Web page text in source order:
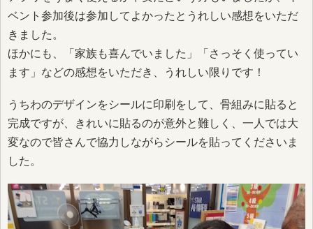
ベント参加後は参加してよかったとうれしい感想をいただ
きました。
ほかにも、「家族も喜んでいました」「さっそく使ってい
ます」などの感想をいただき、うれしい限りです！
うちわのデザインをシールに印刷をして、骨組みに貼ると
完成ですが、きれいに貼るのが意外と難しく、一人では大
変なので皆さんで協力しながらシールを貼ってくださいま
した。